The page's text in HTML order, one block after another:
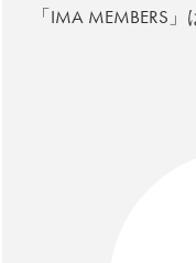
「IMA MEMBERS